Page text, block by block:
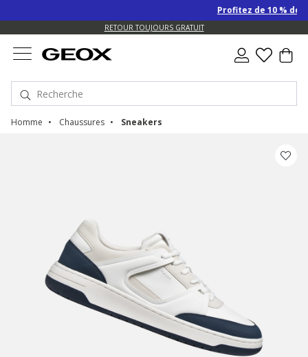
Profitez de 10 % de
RETOUR TOUJOURS GRATUIT
Homme Chaussures Sneakers